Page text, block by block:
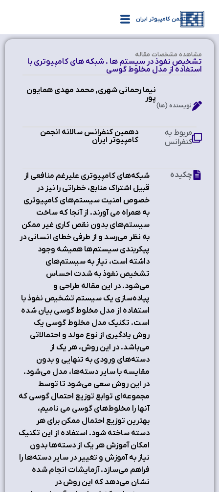
انجمن کامپیوتر ایران
مشاهده‌ مشخصات مقاله
تشخیص نفوذ در سیستم ها . شبکه های کامپیوتری با
استفاده از مدل مخلوط گوسی
نیما رحمانی شهری, محمد مهدی همایون
پور
نویسنده (ها)
دهمین کنفرانس سالانه انجمن
کامپیوتر ایران
مربوط به
کنفرانس
شبکه‌های کامپیوتری علیرغم منافعی از
قبیل اشتراک منابع، خطراتی را نیز در
خصوص امنیت سیستم‌های کامپیوتری
به همراه می آورند. از آنجا که ساخت
سیستم‌های بدون نقص کاری غیر ممکن
به نظر می‌رسد و از طرفی خطای انسانی در
پیکربندی سیستم‌ها همیشه وجود
داشته است، نیاز به سیستم‌های
تشخیص نفوذ به شدت احساس
می‌شود. در این مقاله طراحی و
پیاده‌سازی یک سیستم تشخیص نفوذ با
استفاده از مدل مخلوط گوسی بیان شده
است. تکنیک مدل مخلوط گوسی یک
روش یادگیری از نوع مولد و احتمالاتی
می‌باشد. در این روش، هر یک از
دسته‌های ورودی به تنهایی و بدون
مقایسه با سایر دسته‌ها، مدل می‌شود.
در این روش سعی می‌شود تا توسط
مجموعه‌ای توابع توزیع احتمال گوسی که
آنها را مخلوط‌های گوسی می نامیم،
بهترین توزیع احتمال ممکن برای هر
دسته ساخته شود. استفاده از این تکنیک
امکان آموزش هر یک از دسته‌ها بدون
نیاز به آموزش و تغییر در سایر دسته‌ها را
فراهم می‌سازد. آزمایشات انجام شده
نشان می‌دهد که این روش در
چکیده